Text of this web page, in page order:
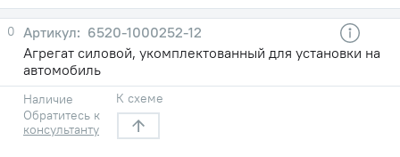
0
6520-1000252-12
Агрегат силовой, укомплектованный для установки на
автомобиль
Наличие
Обратитесь к
консультанту
К схеме